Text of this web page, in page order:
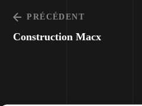
PRÉCÉDENT
Construction Macx